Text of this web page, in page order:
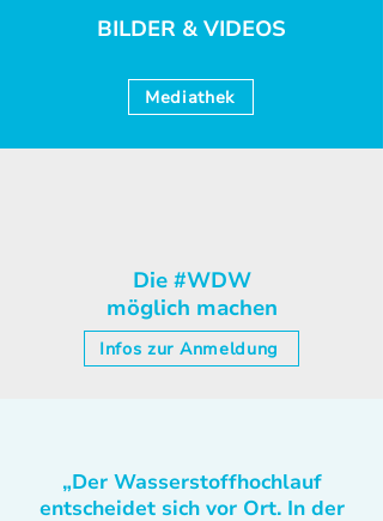
BILDER & VIDEOS
Mediathek
Die #WDW
möglich machen
Infos zur Anmeldung
„Der Wasserstoffhochlauf
entscheidet sich vor Ort. In der